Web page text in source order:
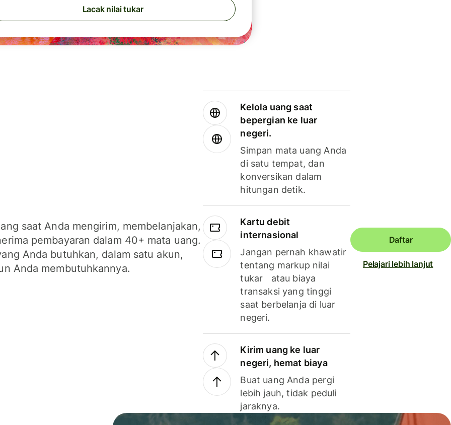
Lacak nilai tukar
saat Anda mengirim, membelanjakan,
pembayaran dalam 40+ mata uang.
Anda butuhkan, dalam satu akun,
Anda membutuhkannya.
Kelola uang saat
bepergian ke luar
negeri.
Simpan mata uang Anda
di satu tempat, dan
konversikan dalam
hitungan detik.
Kartu debit
internasional
Jangan pernah khawatir
tentang markup nilai
tukar atau biaya
transaksi yang tinggi
saat berbelanja di luar
negeri.
Kirim uang ke luar
negeri, hemat biaya
Buat uang Anda pergi
lebih jauh, tidak peduli
jaraknya.
Daftar
Pelajari lebih lanjut